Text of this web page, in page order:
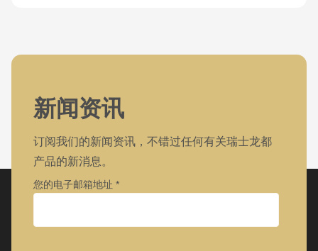
新闻资讯
订阅我们的新闻资讯，不错过任何有关瑞士龙都
产品的新消息。
您的电子邮箱地址